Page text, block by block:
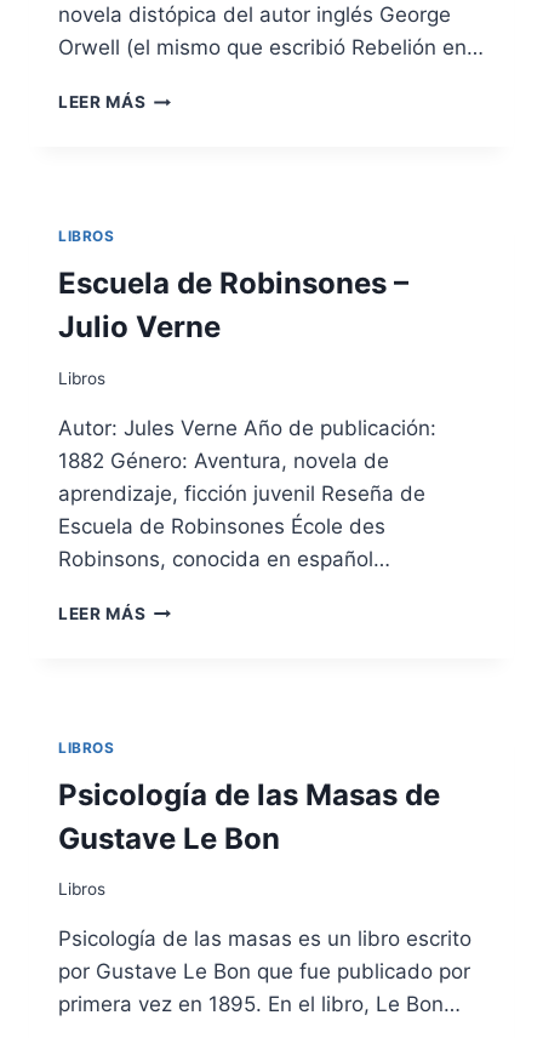
novela distópica del autor inglés George
Orwell (el mismo que escribió Rebelión en…
LEER MÁS 1984
LIBROS
Escuela de Robinsones –
Julio Verne
Libros
Autor: Jules Verne Año de publicación:
1882 Género: Aventura, novela de
aprendizaje, ficción juvenil Reseña de
Escuela de Robinsones École des
Robinsons, conocida en español…
LEER MÁS ESCUELA
LIBROS
Psicología de las Masas de
Gustave Le Bon
Libros
Psicología de las masas es un libro escrito
por Gustave Le Bon que fue publicado por
primera vez en 1895. En el libro, Le Bon…